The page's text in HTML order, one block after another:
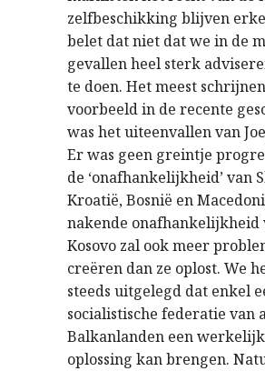
zelfbeschikking blijven
belet dat niet dat we in de
gevallen heel sterk
te doen. Het meest
voorbeeld in de recente
was het uiteenvallen van
Er was geen greintje
de ‘onafhankelijkheid’ van
Kroatië, Bosnië en
nakende onafhankelijkheid
Kosovo zal ook meer
creëren dan ze oplost. We
steeds uitgelegd dat enkel
socialistische federatie van
Balkanlanden een
oplossing kan brengen.